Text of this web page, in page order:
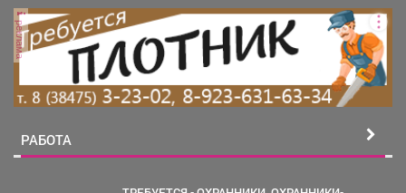
реклама
РАБОТА